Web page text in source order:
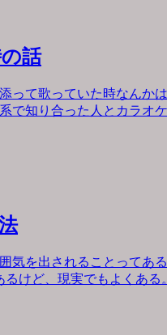
話
って歌っていた時なんか
で知り合った人とカラオ
を出されることってあ
けど、現実でもよくあ